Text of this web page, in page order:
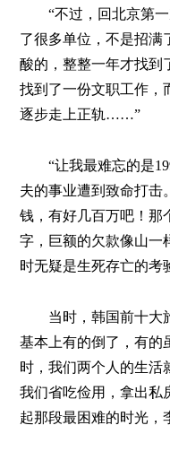
“不过，回北京第
了很多单位，不是招满
酸的，整整一年才找到
找到了一份文职工作，
逐步走上正轨……”
“让我最难忘的是
夫的事业遭到致命打击
钱，有好几百万吧！那
字，巨额的欠款像山一
时无疑是生死存亡的考
当时，韩国前十大
基本上有的倒了，有的
时，我们两个人的生活
我们省吃俭用，拿出私
起那段最困难的时光，